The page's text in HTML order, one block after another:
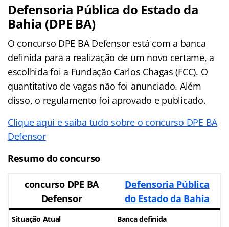
Defensoria Pública do Estado da
Bahia (DPE BA)
O concurso DPE BA Defensor está com a banca
definida para a realização de um novo certame, a
escolhida foi a Fundação Carlos Chagas (FCC). O
quantitativo de vagas não foi anunciado. Além
disso, o regulamento foi aprovado e publicado.
Clique aqui e saiba tudo sobre o concurso DPE BA
Defensor
Resumo do concurso
concurso DPE BA
Defensor
Defensoria Pública
do Estado da Bahia
Situação Atual Banca definida